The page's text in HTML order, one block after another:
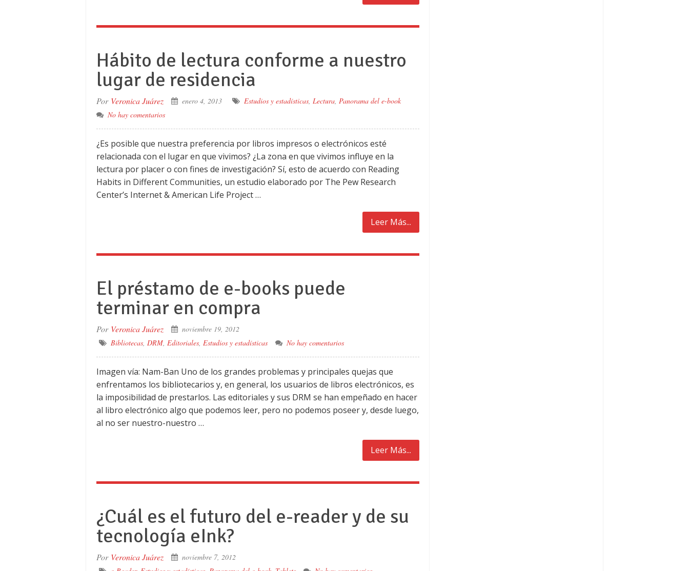
Hábito de lectura conforme a nuestro
lugar de residencia
Por Veronica Juárez enero 4, 2013 Estudios y estadísticas, Lectura, Panorama del e-book
No hay comentarios
¿Es posible que nuestra preferencia por libros impresos o electrónicos esté
relacionada con el lugar en que vivimos? ¿La zona en que vivimos influye en la
lectura por placer o con fines de investigación? Sí, esto de acuerdo con Reading
Habits in Different Communities, un estudio elaborado por The Pew Research
Center’s Internet & American Life Project …
Leer Más...
El préstamo de e-books puede
terminar en compra
Por Veronica Juárez
noviembre 19, 2012
Bibliotecas, DRM, Editoriales, Estudios y estadísticas No hay comentarios
Imagen vía: Nam-Ban Uno de los grandes problemas y principales quejas que
enfrentamos los bibliotecarios y, en general, los usuarios de libros electrónicos, es
la imposibilidad de prestarlos. Las editoriales y sus DRM se han empeñado en hacer
al libro electrónico algo que podemos leer, pero no podemos poseer y, desde luego,
al no ser nuestro-nuestro …
Leer Más...
¿Cuál es el futuro del e-reader y de su
tecnología eInk?
Por Veronica Juárez
noviembre 7, 2012